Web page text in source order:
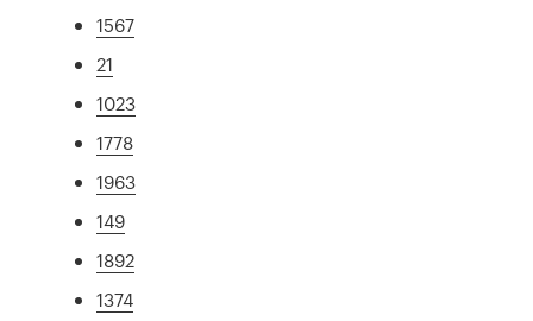
1567
21
1023
1778
1963
149
1892
1374